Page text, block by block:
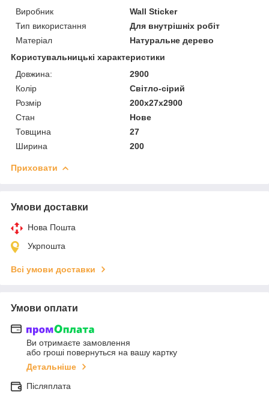
Виробник
Wall Sticker
Тип використання
Для внутрішніх робіт
Матеріал
Натуральне дерево
Користувальницькі характеристики
Довжина:
2900
Колір
Світло-сірий
Розмір
200х27х2900
Стан
Нове
Товщина
27
Ширина
200
Приховати
Умови доставки
Нова Пошта
Укрпошта
Всі умови доставки
Умови оплати
Ви отримаєте замовлення
або гроші повернуться на вашу картку
Детальніше
Післяплата